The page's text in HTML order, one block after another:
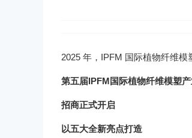
2025 年，IPFM 国际植物纤维模
第五届IPFM国际植物纤维模塑
招商正式开启
以五大全新亮点打造